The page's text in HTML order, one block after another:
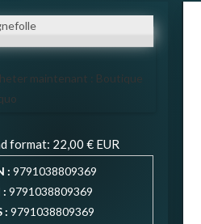
format: 22,00 €EUR
: 9791038809369
: 9791038809369
: 9791038809369